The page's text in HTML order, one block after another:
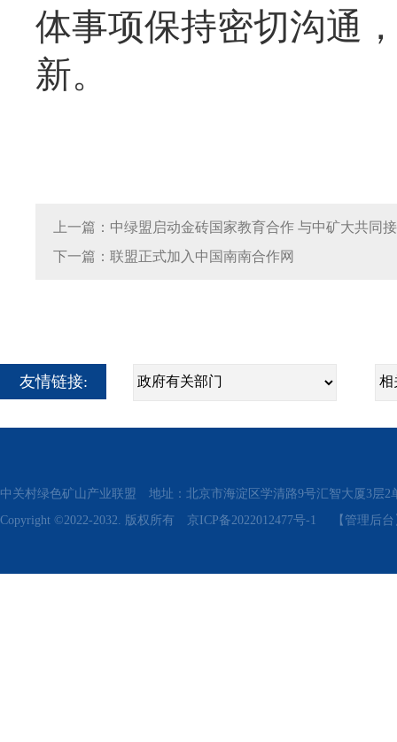
体事项保持密切沟通
新。
上一篇：中绿盟启动金砖国家教育合作 与中矿大共同
下一篇：联盟正式加入中国南南合作网
友情链接:
中关村绿色矿山产业联盟 地址：北京市海淀区学清路9号汇智大厦3层
Copyright ©2022-2032. 版权所有 京ICP备2022012477号-1 【管理后